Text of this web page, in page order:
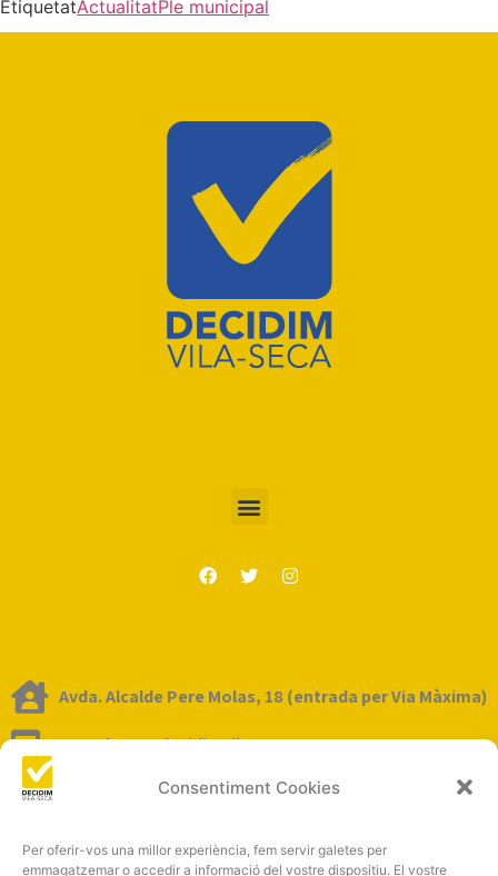
Consentiment Cookies
Per oferir-vos una millor experiència, fem servir galetes per
emmagatzemar o accedir a informació del vostre dispositiu. El vostre
EtiquetatActualitatPle municipal
Avda. Alcalde Pere Molas, 18 (entrada per Via Màxima)
tescoltem@decidimvila-seca.cat